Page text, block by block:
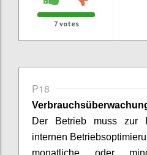
7votes
P18
Der Betrieb muss zur
internen
monatliche oder